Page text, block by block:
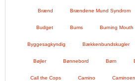
Brænd Brændene Mund Syndrom
Budget Bums Burning Mouth
Byggesagkyndig Bækkenbundskugler
Bøjler Bønnebord Børn
Call the Cops Camino Caminoen